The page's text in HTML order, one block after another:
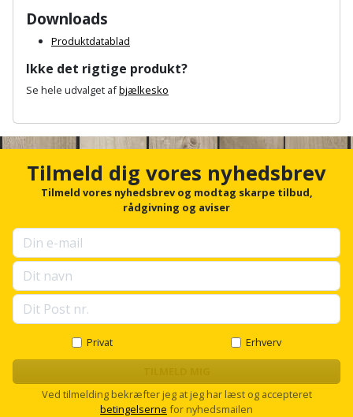
Mursten
Plastlister
Rumdeler
Sand
grus
Skruer,
bolte
og
møtrikker
Lærlingesæt
Landmålerstok
Løfteudstyr
Målebånd
Markeringsværktøj
Murerværktøj
Nedstryger
Nøgleværktøj
Økse
Oliekande
Flamingoskærer
Flisevibrator
Føringsskinne
Forlængerledning
Fugepistol
Fugtmåler
Gipsskruemaskine
Girafsliber
Girafsliber
tilbehør
Høvl
Gavekort
Gummibåd
kajak
Havemøbler
Haveredskaber
Haveslange
og
tilbehør
Havetilbehør
Hegn
Downloads
Produktdatablad
Ikke det rigtige produkt?
Se hele udvalget afbjælkesko
c
r
u
p
s
e
l
l
c
o
Tilmeld dig vores nyhedsbrev
Tilmeld vores nyhedsbrev og modtag skarpe tilbud,
rådgivning og aviser
Privat Erhverv
Ved tilmelding bekræfter jeg at jeg har læst og accepteret
betingelserne for nyhedsmailen